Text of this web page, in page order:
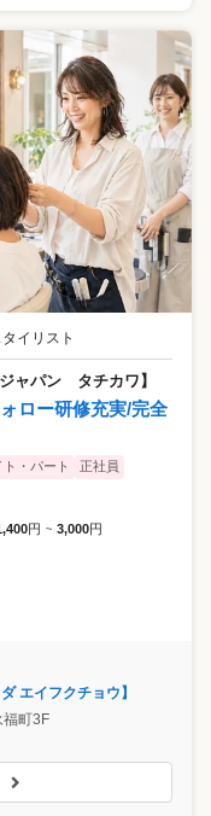
イリスト
ャパン タチカワ】
ロー研修充実/完全
・パート
正社員
円 ~ 3,000円
エイフクチョウ】
福町3F